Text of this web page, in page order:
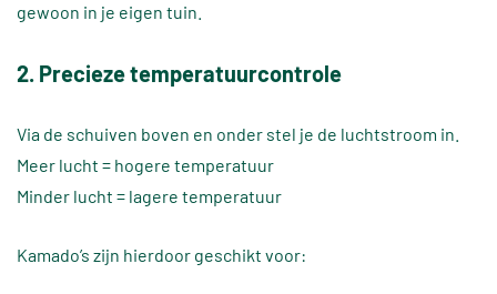
gewoon in je eigen tuin.
2. Precieze temperatuurcontrole
Via de schuiven boven en onder stel je de luchtstroom in.
Meer lucht = hogere temperatuur
Minder lucht = lagere temperatuur
Kamado’s zijn hierdoor geschikt voor: